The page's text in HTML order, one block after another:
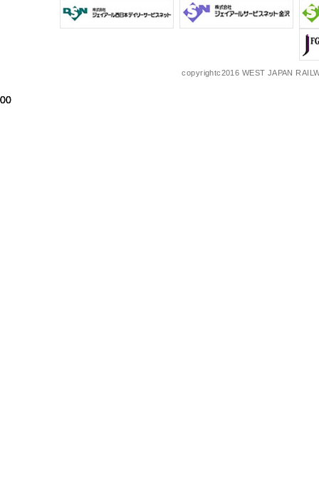
copyrightc2016 WEST JAPAN
00
00
00